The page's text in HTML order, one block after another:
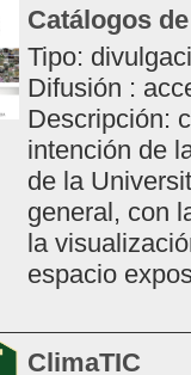
Catálogos
Tipo:
Difusión :
Descripción:
intención de
de la
general, con
la
espacio
ClimaTIC